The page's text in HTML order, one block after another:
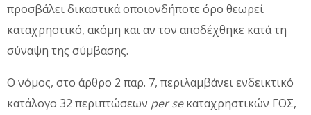
προσβάλει δικαστικά οποιονδήποτε όρο θεωρεί
καταχρηστικό, ακόμη και αν τον αποδέχθηκε κατά τη
σύναψη της σύμβασης.
Ο νόμος, στο άρθρο 2 παρ. 7, περιλαμβάνει ενδεικτικό
κατάλογο 32 περιπτώσεων per seκαταχρηστικών ΓΟΣ,